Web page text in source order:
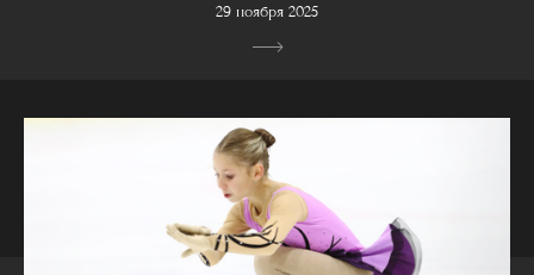
29 ноября 2025